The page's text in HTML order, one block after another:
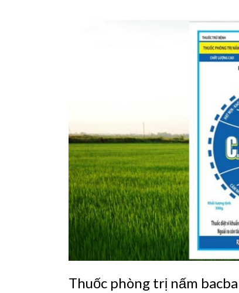
Thuốc phòng trị nấm